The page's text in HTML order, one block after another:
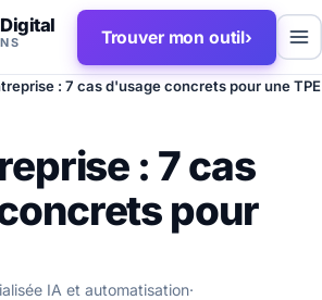
Trouver mon outil›
: 7 cas d'usage concrets pour une TPE
: 7 cas
pour
IA et automatisation·